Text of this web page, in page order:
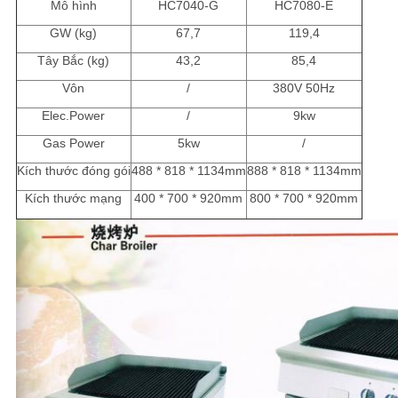
Mô hình HC7040-G
HC7080-E
GW (kg)
67,7
119,4
Tây Bắc (kg)
43,2
85,4
Vôn
/
380V 50Hz
Elec.Power
/
9kw
Gas Power
5kw
/
Kích thước đóng gói488 * 818 * 1134mm888 * 818 * 1134mm
Kích thước mạng
400 * 700 * 920mm 800 * 700 * 920mm